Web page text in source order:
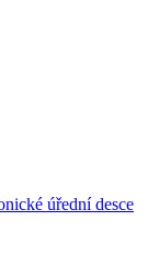
úřední desce